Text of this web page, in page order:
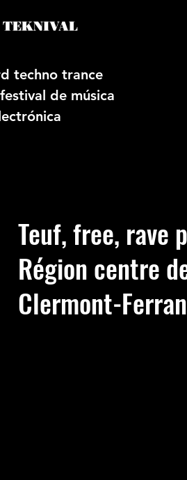
TEKNIVAL
techno trance
de música
Teuf, free, rave
Région centre
Clermont-